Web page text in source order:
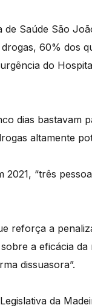
Saúde São
60% dos
do
dias bastavam
altamente
“três
reforça a
a eficácia
dissuasora”.
da